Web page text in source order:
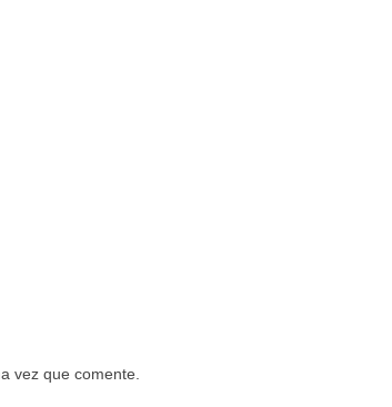
vez que comente.